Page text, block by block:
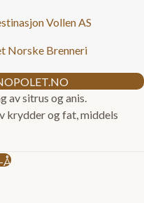
Vollen AS
Norske Brenneri
av sitrus og anis.
krydder og fat, middels
Å